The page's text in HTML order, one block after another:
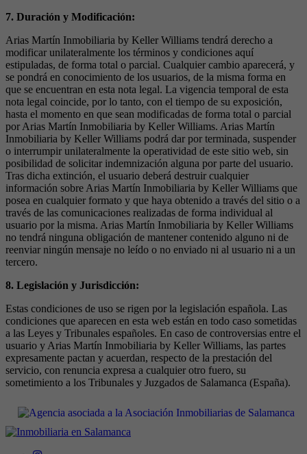
7. Duración y Modificación:
Arias Martín Inmobiliaria by Keller Williams tendrá derecho a
modificar unilateralmente los términos y condiciones aquí
estipuladas, de forma total o parcial. Cualquier cambio aparecerá, y
se pondrá en conocimiento de los usuarios, de la misma forma en
que se encuentran en esta nota legal. La vigencia temporal de esta
nota legal coincide, por lo tanto, con el tiempo de su exposición,
hasta el momento en que sean modificadas de forma total o parcial
por Arias Martín Inmobiliaria by Keller Williams. Arias Martín
Inmobiliaria by Keller Williams podrá dar por terminada, suspender
o interrumpir unilateralmente la operatividad de este sitio web, sin
posibilidad de solicitar indemnización alguna por parte del usuario.
Tras dicha extinción, el usuario deberá destruir cualquier
información sobre Arias Martín Inmobiliaria by Keller Williams que
posea en cualquier formato y que haya obtenido a través del sitio o a
través de las comunicaciones realizadas de forma individual al
usuario por la misma. Arias Martín Inmobiliaria by Keller Williams
no tendrá ninguna obligación de mantener contenido alguno ni de
reenviar ningún mensaje no leído o no enviado ni al usuario ni a un
tercero.
8. Legislación y Jurisdicción:
Estas condiciones de uso se rigen por la legislación española. Las
condiciones que aparecen en esta web están en todo caso sometidas
a las Leyes y Tribunales españoles. En caso de controversias entre el
usuario y Arias Martín Inmobiliaria by Keller Williams, las partes
expresamente pactan y acuerdan, respecto de la prestación del
servicio, con renuncia expresa a cualquier otro fuero, su
sometimiento a los Tribunales y Juzgados de Salamanca (España).